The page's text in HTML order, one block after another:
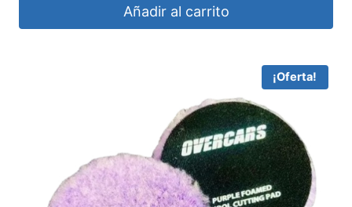
Añadir al carrito
¡Oferta!